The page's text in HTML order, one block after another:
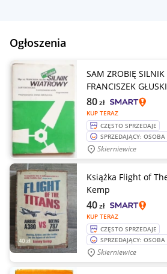
Ogłoszenia
SAM ZROBIĘ
FRANCISZEK GŁUSKI
KUP TERAZ
80zł
CZĘSTO SPRZEDAJE
SPRZEDAJĄCY:
Skierniewice
Książka Flight of
Kemp
KUP TERAZ
40zł
CZĘSTO SPRZEDAJE
SPRZEDAJĄCY:
Skierniewice